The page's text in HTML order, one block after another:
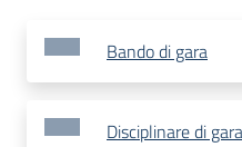
Bando di gara
Disciplinare di gara